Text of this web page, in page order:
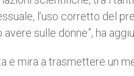
l’uso corretto del
sulle donne”, ha
e mira a trasmettere un